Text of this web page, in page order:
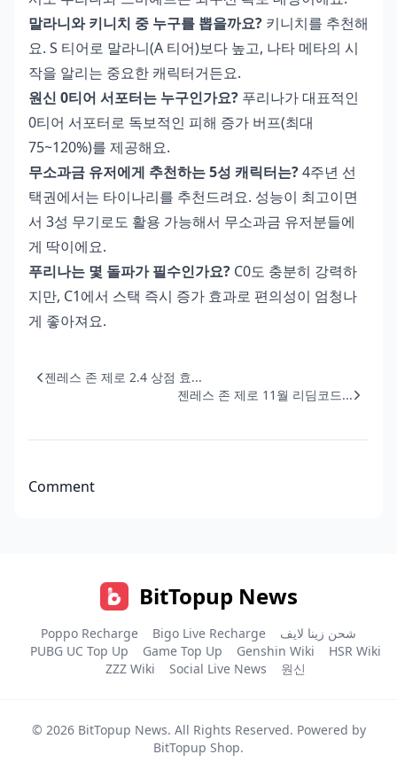
말라니와 키니치 중 누구를 뽑을까요? 키니치를 추천해
요. S 티어로 말라니(A 티어)보다 높고, 나타 메타의 시
작을 알리는 중요한 캐릭터거든요.
원신 0티어 서포터는 누구인가요? 푸리나가 대표적인
0티어 서포터로 독보적인 피해 증가 버프(최대
75~120%)를 제공해요.
무소과금 유저에게 추천하는 5성 캐릭터는?4주년 선
택권에서는 타이나리를 추천드려요. 성능이 최고이면
서 3성 무기로도 활용 가능해서 무소과금 유저분들에
게 딱이에요.
푸리나는 몇 돌파가 필수인가요? C0도 충분히 강력하
지만, C1에서 스택 즉시 증가 효과로 편의성이 엄청나
게 좋아져요.
젠레스 존 제로 2.4 상점 효...
젠레스 존 제로 11월 리딤코드...
Comment
BitTopup News
Poppo Recharge Bigo Live Recharge
شحن زينا لايف
PUBG UC Top Up
Game Top Up Genshin Wiki
HSR Wiki
ZZZ Wiki
Social Live News 원신
© 2026 BitTopup News. All Rights Reserved. Powered by
BitTopup Shop.